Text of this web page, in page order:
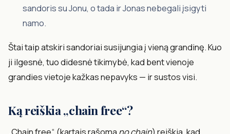
sandoris su Jonu, o tada ir Jonas nebegali įsigyti
namo.
Štai taip atskiri sandoriai susijungia į vieną grandinę. Kuo
ji ilgesnė, tuo didesnė tikimybė, kad bent vienoje
grandies vietoje kažkas nepavyks — ir sustos visi.
Ką reiškia „chain free“?